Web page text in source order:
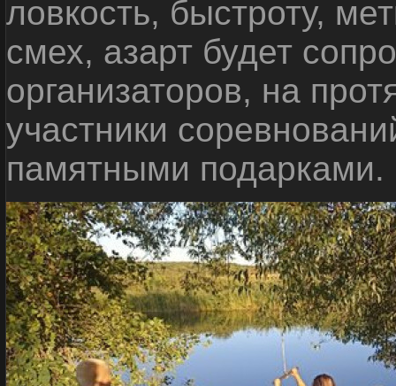
ловкость, быстроту,
смех, азарт будет
организаторов, на
участники
памятными подарками.